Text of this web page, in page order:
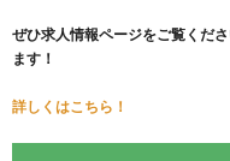
ぜひ求人情報ページをご覧くだ
ます！
詳しくはこちら！